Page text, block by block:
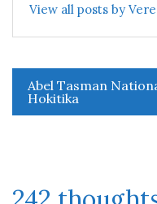
View all posts by
Beitrags-
Navigation
Abel Tasman
Hokitika